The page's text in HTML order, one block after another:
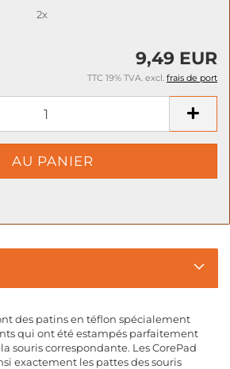
2x
9,49 EUR
TTC 19% TVA. excl. frais de port
des patins en téflon spécialement
qui ont été estampés parfaitement
souris correspondante. Les CorePad
exactement les pattes des souris